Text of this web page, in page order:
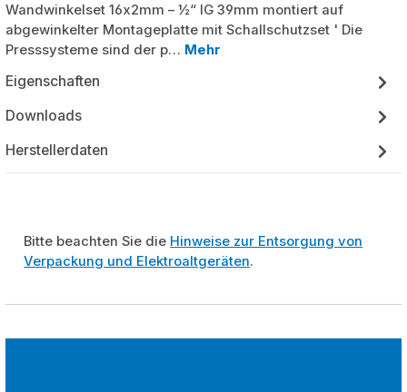
Wandwinkelset 16x2mm – ½“ IG 39mm montiert auf
abgewinkelter Montageplatte mit Schallschutzset ' Die
Presssysteme sind der p… Mehr
Eigenschaften
Downloads
Herstellerdaten
Bitte beachten Sie die Hinweise zur Entsorgung von
Verpackung und Elektroaltgeräten.